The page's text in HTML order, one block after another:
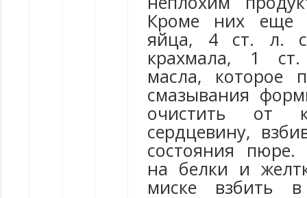
Кроме них еще
яйца, 4 ст. л.
крахмала, 1
масла, которое
смазывания
очистить от
сердцевину,
состояния
на белки и
миске взбить